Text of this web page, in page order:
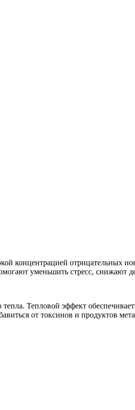
концентрацией отрицательных
уменьшить стресс, снижают
Тепловой эффект
от токсинов и продуктов